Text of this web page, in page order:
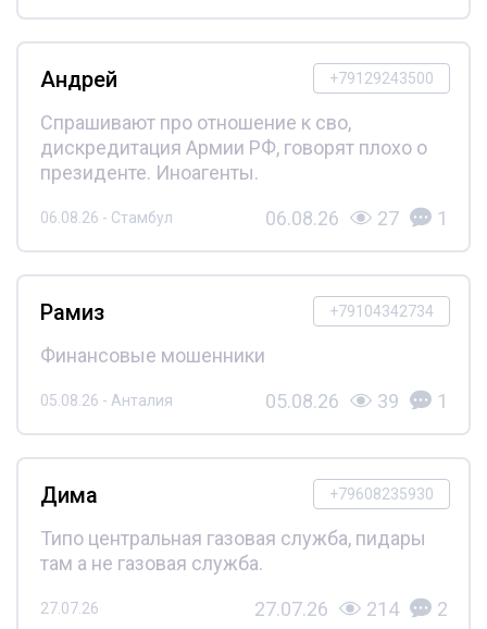
+79129243500
Андрей
Спрашивают про отношение к сво,
дискредитация Армии РФ, говорят плохо о
президенте. Иноагенты.
06.08.26 - Стамбул 06.08.26 27 1
+79104342734
Рамиз
Финансовые мошенники
05.08.26 - Анталия 05.08.26 39 1
+79608235930
Дима
Типо центральная газовая служба, пидары
там а не газовая служба.
27.07.26 27.07.26 214 2